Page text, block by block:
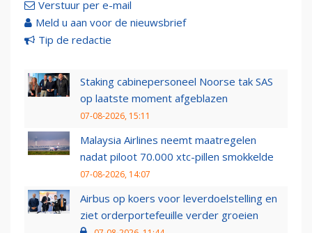
Verstuur per e-mail
Meld u aan voor de nieuwsbrief
Tip de redactie
Staking cabinepersoneel Noorse tak SAS
op laatste moment afgeblazen
07-08-2026, 15:11
Malaysia Airlines neemt maatregelen
nadat piloot 70.000 xtc-pillen smokkelde
07-08-2026, 14:07
Airbus op koers voor leverdoelstelling en
ziet orderportefeuille verder groeien